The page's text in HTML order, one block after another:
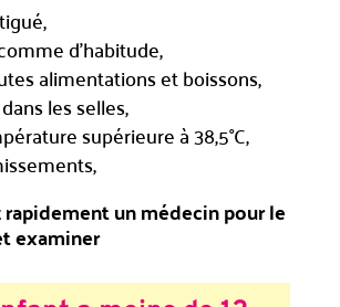
d’habitude,
alimentations et boissons,
les selles,
supérieure à 38,5°C,
un médecin pour le
examiner